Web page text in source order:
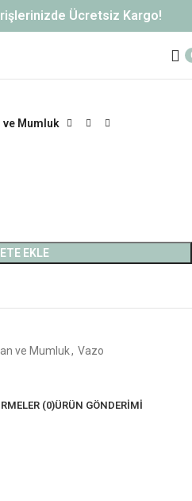
Ücretsiz Kargo!
ve Mumluk
EKLE
ve Mumluk, Vazo
(0)ÜRÜN GÖNDERIMI